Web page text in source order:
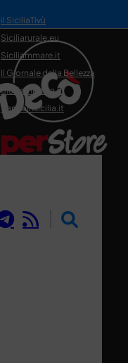
il SiciliaTivù
Siciliarurale.eu
Siciliammare.it
Il Giornale della Bellezza
Siciliamedica.it
Sanitainsicilia.it